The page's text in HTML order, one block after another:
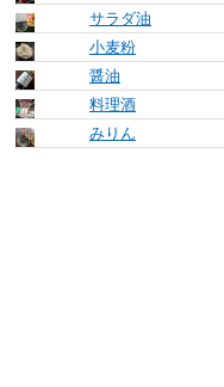
サラダ油
小麦粉
醤油
料理酒
みりん